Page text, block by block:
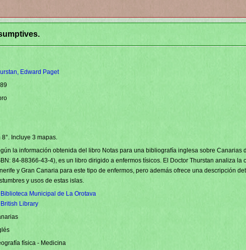
Edward Paget
8°. Incluye 3 mapas.
la información obtenida del libro Notas para una bibliografía inglesa sobre Canarias
84-88366-43-4), es un libro dirigido a enfermos tísicos. El Doctor Thurstan analiza la
y Gran Canaria para este tipo de enfermos, pero además ofrece una descripción
y usos de estas islas.
Biblioteca Municipal de La Orotava
British Library
física - Medicina